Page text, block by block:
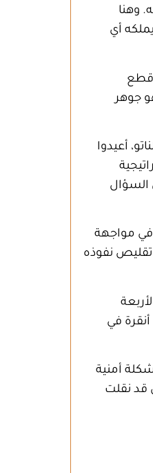
به. وهنا
أي
قطع
جوهر
أعيدوا
السؤال
في مواجهة
تقليص نفوذه
في
أمنية
قد نقلت